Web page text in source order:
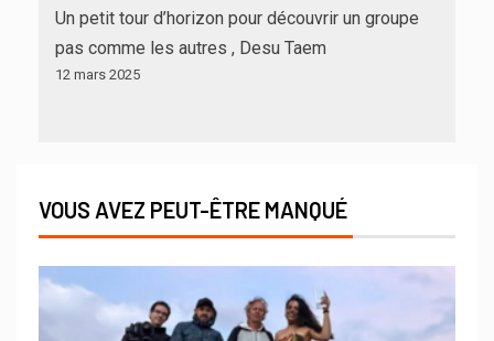
Un petit tour d’horizon pour découvrir un groupe
pas comme les autres , Desu Taem
12 mars 2025
VOUS AVEZ PEUT-ÊTRE MANQUÉ